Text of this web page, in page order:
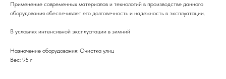
Применение современных материалов и технологий в производстве данного
оборудования обеспечивает его долговечность и надежность в эксплуатации.
В условиях интенсивной эксплуатации в зимний
Назначение оборудования: Очистка улиц
Вес: 95 г